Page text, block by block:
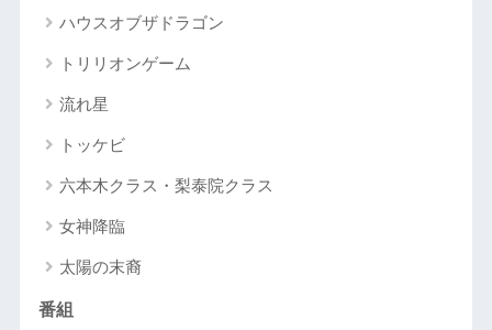
ハウスオブザドラゴン
トリリオンゲーム
流れ星
トッケビ
六本木クラス・梨泰院クラス
女神降臨
太陽の末裔
番組